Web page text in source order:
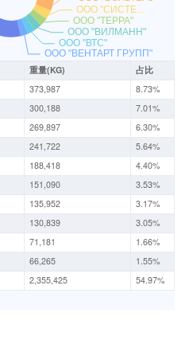
重量(KG)
占比
373,987
8.73%
300,188
7.01%
269,897
6.30%
241,722
5.64%
188,418
4.40%
151,090
3.53%
135,952
3.17%
130,839
3.05%
71,181
1.66%
66,265
1.55%
2,355,425 54.97%